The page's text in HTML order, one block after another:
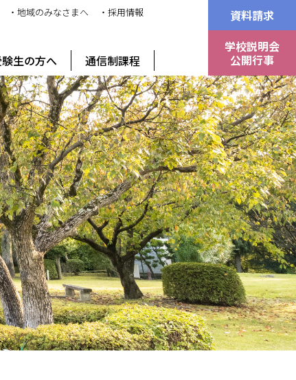
・地域のみなさまへ
・採用情報
生の方へ 通信制課程
資料請求
学校説明会
公開行事